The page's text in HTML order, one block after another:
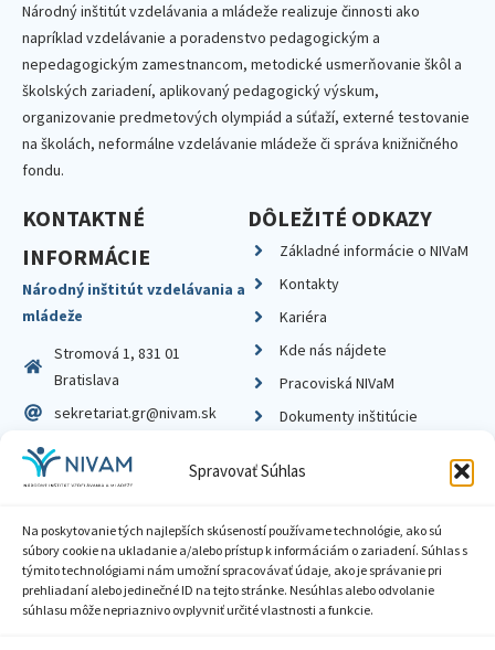
Spravovať Súhlas
Na poskytovanie tých najlepších skúseností používame technológie, ako sú
súbory cookie na ukladanie a/alebo prístup k informáciám o zariadení. Súhlas s
týmito technológiami nám umožní spracovávať údaje, ako je správanie pri
prehliadaní alebo jedinečné ID na tejto stránke. Nesúhlas alebo odvolanie
súhlasu môže nepriaznivo ovplyvniť určité vlastnosti a funkcie.
Národný inštitút vzdelávania a mládeže realizuje činnosti ako
napríklad vzdelávanie a poradenstvo pedagogickým a
nepedagogickým zamestnancom, metodické usmerňovanie škôl a
školských zariadení, aplikovaný pedagogický výskum,
organizovanie predmetových olympiád a súťaží, externé testovanie
na školách, neformálne vzdelávanie mládeže či správa knižničného
fondu.
KONTAKTNÉ
INFORMÁCIE
Národný inštitút vzdelávania a
mládeže
Stromová 1, 831 01
Bratislava
sekretariat.gr@nivam.sk
IČO: 00164348
DIČ: 2020798714
DÔLEŽITÉ ODKAZY
Základné informácie o NIVaM
Kontakty
Kariéra
Kde nás nájdete
Pracoviská NIVaM
Dokumenty inštitúcie
Zásady ochrany súkromia